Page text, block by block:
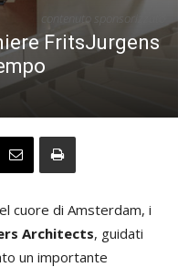
contenuto sponsorizzato
FritsJurgens
cuore di Amsterdam, i
Architects, guidati
un importante